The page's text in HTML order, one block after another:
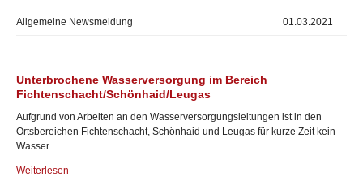
01.03.2021
Allgemeine Newsmeldung
Unterbrochene Wasserversorgung im Bereich
Fichtenschacht/Schönhaid/Leugas
Aufgrund von Arbeiten an den Wasserversorgungsleitungen ist in den
Ortsbereichen Fichtenschacht, Schönhaid und Leugas für kurze Zeit kein
Wasser...
Weiterlesen